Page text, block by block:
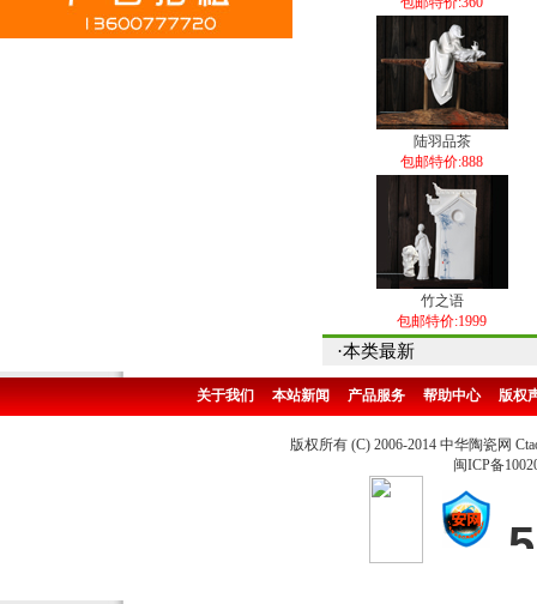
陆羽品茶
包邮特价:888
竹之语
包邮特价:1999
·本类最新
关于我们 本站新闻 产品服务 帮助中心 版权
版权所有 (C) 2006-2014 中华陶瓷网
闽ICP备